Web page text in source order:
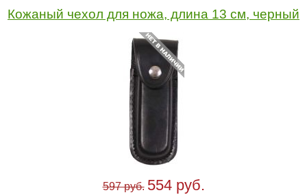
Кожаный чехол для ножа, длина 13 см, черный
597 руб. 554 руб.